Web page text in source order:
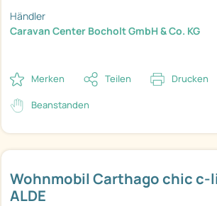
Wohnmobil Carthago chic c-
ALDE
Händler
Caravan Center Bocholt GmbH & Co. KG
Merken Teilen Drucken
Beanstanden